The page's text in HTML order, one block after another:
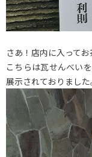
さあ！店内に入ってお
こちらは瓦せんべい
展示されておりました